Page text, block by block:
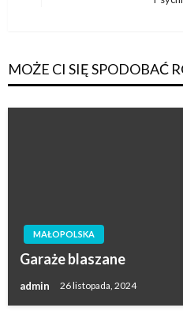
MOŻE CI SIĘ SPODOBAĆ
MAŁOPOLSKA
Garaże blaszane
admin 26 listopada, 2024